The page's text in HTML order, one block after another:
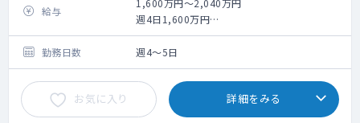
あり
・診察中に不明点があれば、専用のLINEです
ぐに専門医に相談できる環境があります。
給与
1,600万円～2,040万円
週4日1,600万円
週5日2,040万円
※いずれも管理医師手当を含む
勤務日数 週4～5日
お気に入り 詳細をみる